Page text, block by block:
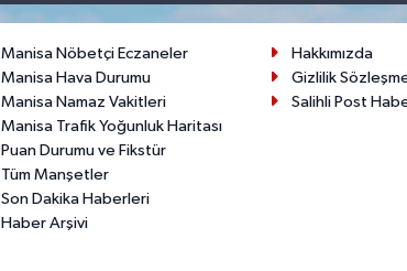
Manisa Nöbetçi Eczaneler
Manisa Hava Durumu
Manisa Namaz Vakitleri
Manisa Trafik Yoğunluk Haritası
Puan Durumu ve Fikstür
Tüm Manşetler
Son Dakika Haberleri
Haber Arşivi
Hakkımızda
Gizlilik
Salihli Post